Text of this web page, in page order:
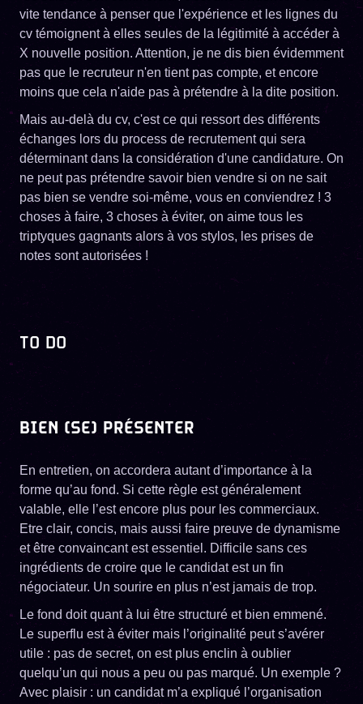
vite tendance à penser que l'expérience et les lignes du
cv témoignent à elles seules de la légitimité à accéder à
X nouvelle position. Attention, je ne dis bien évidemment
pas que le recruteur n'en tient pas compte, et encore
moins que cela n'aide pas à prétendre à la dite position.
Mais au-delà du cv, c'est ce qui ressort des différents
échanges lors du process de recrutement qui sera
déterminant dans la considération d'une candidature. On
ne peut pas prétendre savoir bien vendre si on ne sait
pas bien se vendre soi-même, vous en conviendrez ! 3
choses à faire, 3 choses à éviter, on aime tous les
triptyques gagnants alors à vos stylos, les prises de
notes sont autorisées !
TO DO
BIEN (SE) PRÉSENTER
En entretien, on accordera autant d’importance à la
forme qu’au fond. Si cette règle est généralement
valable, elle l’est encore plus pour les commerciaux.
Etre clair, concis, mais aussi faire preuve de dynamisme
et être convaincant est essentiel. Difficile sans ces
ingrédients de croire que le candidat est un fin
négociateur. Un sourire en plus n’est jamais de trop.
Le fond doit quant à lui être structuré et bien emmené.
Le superflu est à éviter mais l’originalité peut s’avérer
utile : pas de secret, on est plus enclin à oublier
quelqu’un qui nous a peu ou pas marqué. Un exemple ?
Avec plaisir : un candidat m’a expliqué l’organisation